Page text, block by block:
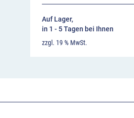
Auf Lager,
in 1 - 5 Tagen bei Ihnen
zzgl. 19 % MwSt.